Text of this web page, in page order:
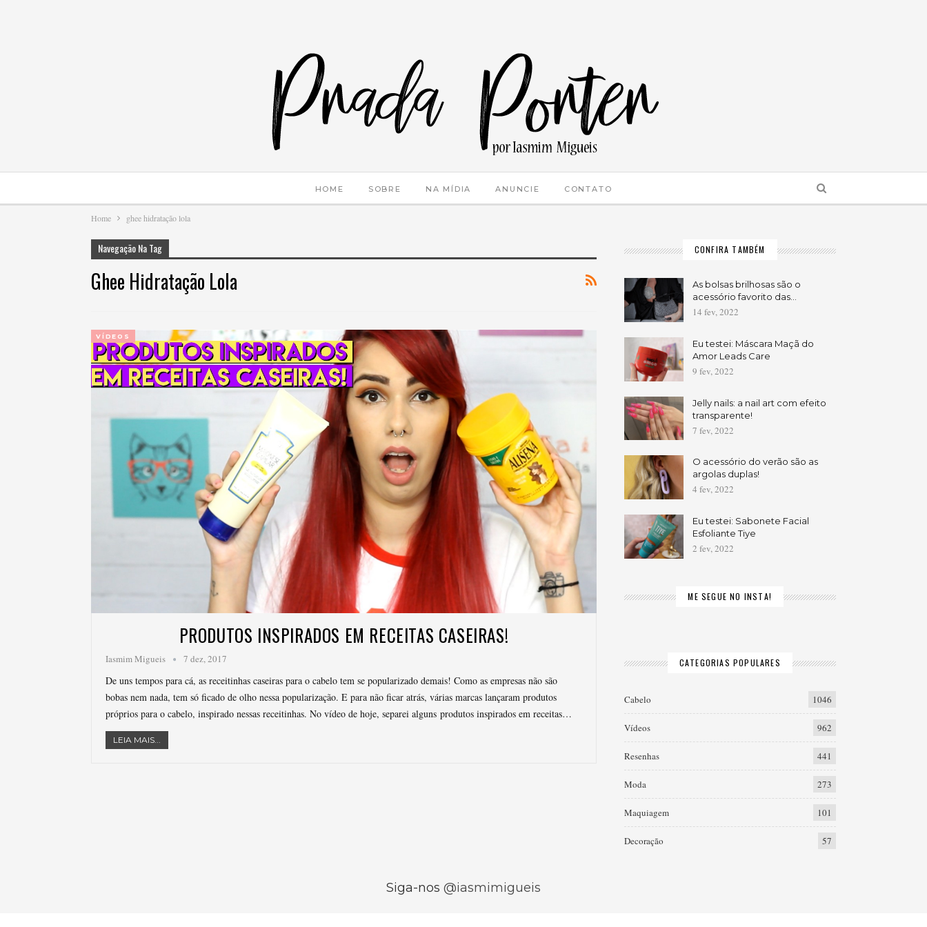
HOME SOBRE NA MÍDIA ANUNCIE CONTATO
Home ghee hidratação lola
Navegação Na Tag
Ghee Hidratação Lola
VÍDEOS
PRODUTOS INSPIRADOS EM RECEITAS CASEIRAS!
Iasmim Migueis 7 dez, 2017
De uns tempos para cá, as receitinhas caseiras para o cabelo tem se popularizado demais! Como as empresas não são
bobas nem nada, tem só ficado de olho nessa popularização. E para não ficar atrás, várias marcas lançaram produtos
próprios para o cabelo, inspirado nessas receitinhas. No vídeo de hoje, separei alguns produtos inspirados em receitas…
LEIA MAIS...
CONFIRA TAMBÉM
As bolsas brilhosas são o
acessório favorito das…
14 fev, 2022
Eu testei: Máscara Maçã do
Amor Leads Care
9 fev, 2022
Jelly nails: a nail art com efeito
transparente!
7 fev, 2022
O acessório do verão são as
argolas duplas!
4 fev, 2022
Eu testei: Sabonete Facial
Esfoliante Tiye
2 fev, 2022
ME SEGUE NO INSTA!
CATEGORIAS POPULARES
Cabelo 1046
Vídeos 962
Resenhas 441
Moda 273
Maquiagem 101
Decoração 57
Siga-nos @iasmimigueis